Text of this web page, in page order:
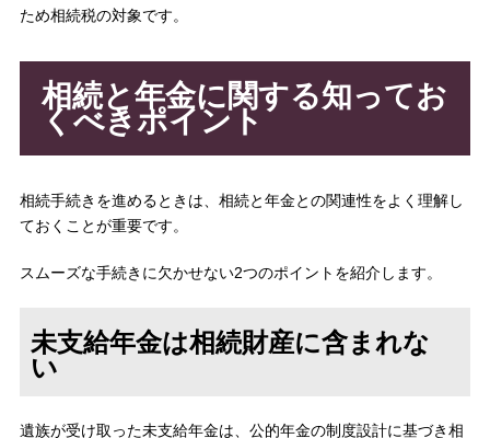
ため相続税の対象です。
相続と年金に関する知ってお
くべきポイント
相続手続きを進めるときは、相続と年金との関連性をよく理解し
ておくことが重要です。
スムーズな手続きに欠かせない2つのポイントを紹介します。
未支給年金は相続財産に含まれな
い
遺族が受け取った未支給年金は、公的年金の制度設計に基づき相